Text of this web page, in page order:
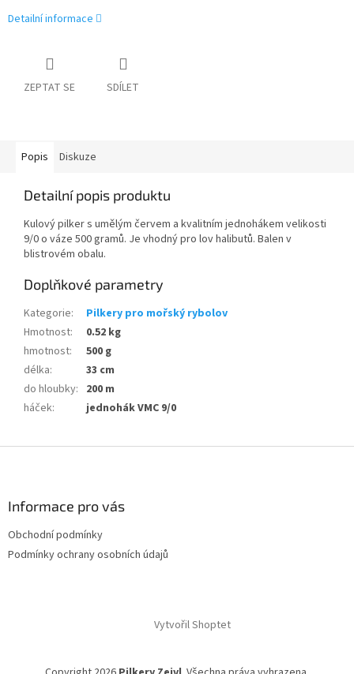
Detailní informace
ZEPTAT SE SDÍLET
Popis Diskuze
Detailní popis produktu
Kulový pilker s umělým červem a kvalitním jednohákem velikosti
9/0 o váze 500 gramů. Je vhodný pro lov halibutů. Balen v
blistrovém obalu.
Doplňkové parametry
Kategorie:
Pilkery pro mořský rybolov
Hmotnost:
0.52 kg
hmotnost:
500 g
délka:
33 cm
do hloubky: 200 m
háček: jednohák VMC 9/0
Informace pro vás
Obchodní podmínky
Podmínky ochrany osobních údajů
Vytvořil Shoptet